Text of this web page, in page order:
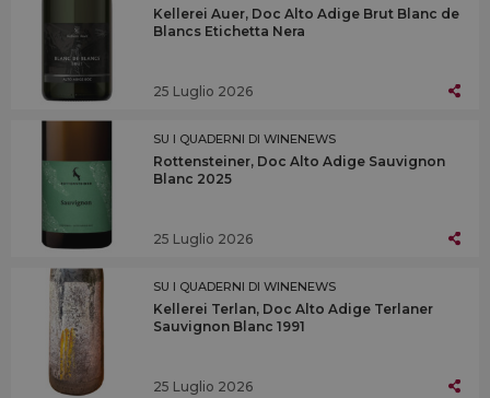
Kellerei Auer, Doc Alto Adige Brut Blanc de
Blancs Etichetta Nera
25 Luglio 2026
SU I QUADERNI DI WINENEWS
Rottensteiner, Doc Alto Adige Sauvignon
Blanc 2025
25 Luglio 2026
SU I QUADERNI DI WINENEWS
Kellerei Terlan, Doc Alto Adige Terlaner
Sauvignon Blanc 1991
25 Luglio 2026